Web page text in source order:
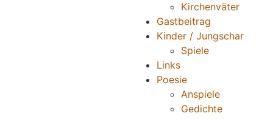
Kirchenväter
Gastbeitrag
Kinder / Jungschar
Spiele
Links
Poesie
Anspiele
Gedichte